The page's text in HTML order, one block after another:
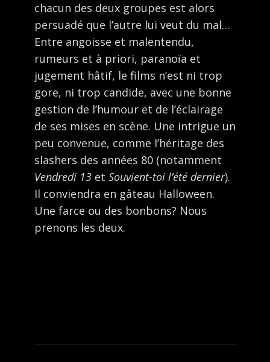
chacun des deux groupes est alors
persuadé que l’autre lui veut du mal…
Entre angoisse et malentendu,
rumeurs et à priori, paranoïa et
jugement hâtif, le films n’est ni trop
gore, ni trop candide, avec une bonne
gestion de l’humour et de l’éclairage
de ses mises en scène. Une intrigue un
peu convenue, comme l’héritage des
slashers des années 80 (notamment
Vendredi 13et Souvient-toi l’été dernier).
Il conviendra en gâteau Halloween.
Une farce ou des bonbons? Nous
prenons les deux.